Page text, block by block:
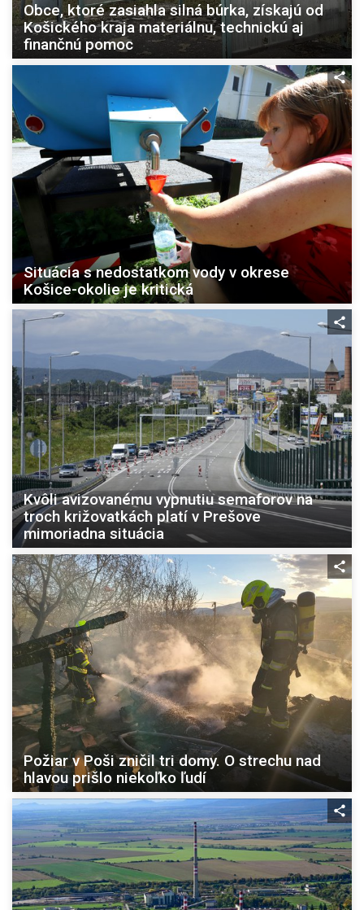
Obce, ktoré zasiahla silná búrka, získajú od
Košického kraja materiálnu, technickú aj
finančnú pomoc
Situácia s nedostatkom vody v okrese
Košice-okolie je kritická
Kvôli avizovanému vypnutiu semaforov na
troch križovatkách platí v Prešove
mimoriadna situácia
Požiar v Poši zničil tri domy. O strechu nad
hlavou prišlo niekoľko ľudí